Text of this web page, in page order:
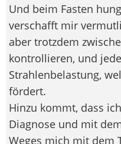
Und beim Fasten
verschafft mir
aber trotzdem
kontrollieren, und
Strahlenbelastung,
fördert.
Hinzu kommt, dass
Diagnose und mit
Weges mich mit dem